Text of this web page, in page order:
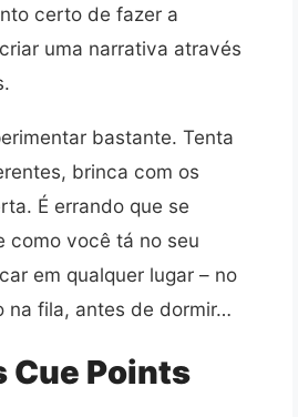
certo de fazer a
uma narrativa através
bastante. Tenta
brinca com os
É errando que se
como você tá no seu
em qualquer lugar – no
na fila, antes de dormir…
Cue Points